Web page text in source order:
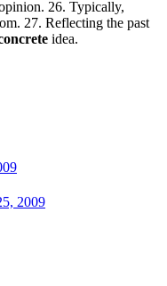
26. Typically,
27. Reflecting the past
idea.
2009